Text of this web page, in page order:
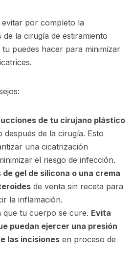
por completo la
la cirugía de estiramiento
puedes hacer para minimizar
de tu cirujano plástico
después de la cirugía. Esto
una cicatrización
el riesgo de infección.
de gel de silicona o una crema
de venta sin receta para
la inflamación.
que tu cuerpo se cure. Evita
puedan ejercer una presión
las incisiones en proceso de